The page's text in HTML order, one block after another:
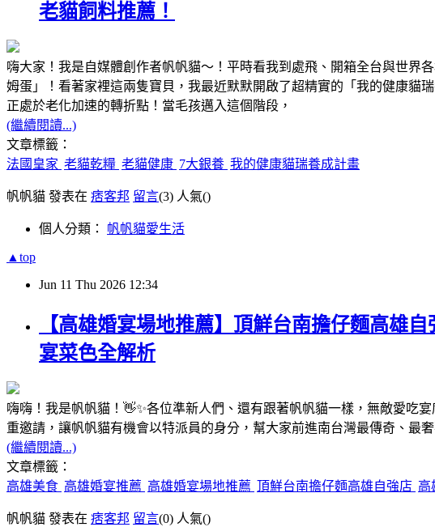
老貓飼料推薦！
嗨大家！我是自媒體創作者帆帆貓～！平時看我到處飛、開箱全台與世
姆蛋」！看著家裡這兩隻寶貝，我最近默默開啟了超精實的「我的健康貓瑞
正處於老化加速的轉折點！當毛孩邁入這個階段，
(繼續閱讀...)
文章標籤：
法國皇家 老貓乾糧 老貓健康 7大銀養 我的健康貓瑞養成計畫
帆帆貓 發表在 痞客邦 留言(3) 人氣()
個人分類： 帆帆貓愛生活
▲top
Jun 11 Thu 2026 12:34
【高雄婚宴場地推薦】頂鮮台南擔仔麵高雄
宴菜色全解析
嗨嗨！我是帆帆貓！👋✨各位準新人們、還有跟著帆帆貓一樣，無敵愛吃
重邀請，讓帆帆貓有機會以特派員的身分，幫大家前進南台灣最傳奇、
(繼續閱讀...)
文章標籤：
高雄美食 高雄婚宴推薦 高雄婚宴場地推薦 頂鮮台南擔仔麵高雄自強店 高
帆帆貓 發表在 痞客邦 留言(0) 人氣()